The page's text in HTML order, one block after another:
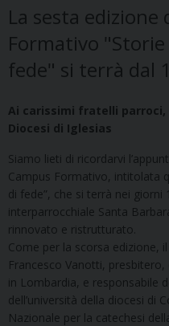
La sesta edizione
Formativo
fede" si terrà dal
Ai carissimi fratelli
Diocesi di Iglesias
Siamo lieti di ricordarvi
Campus Formativo, intitolata
di fede”, che si terrà nei giorni
interparrocchiale Santa
rinnovato e ristrutturato.
Come per la scorsa edizione,
Francesco Vanotti,
in Lombardia, e responsabile
dell’università della diocesi di
Nazionale per la catechesi